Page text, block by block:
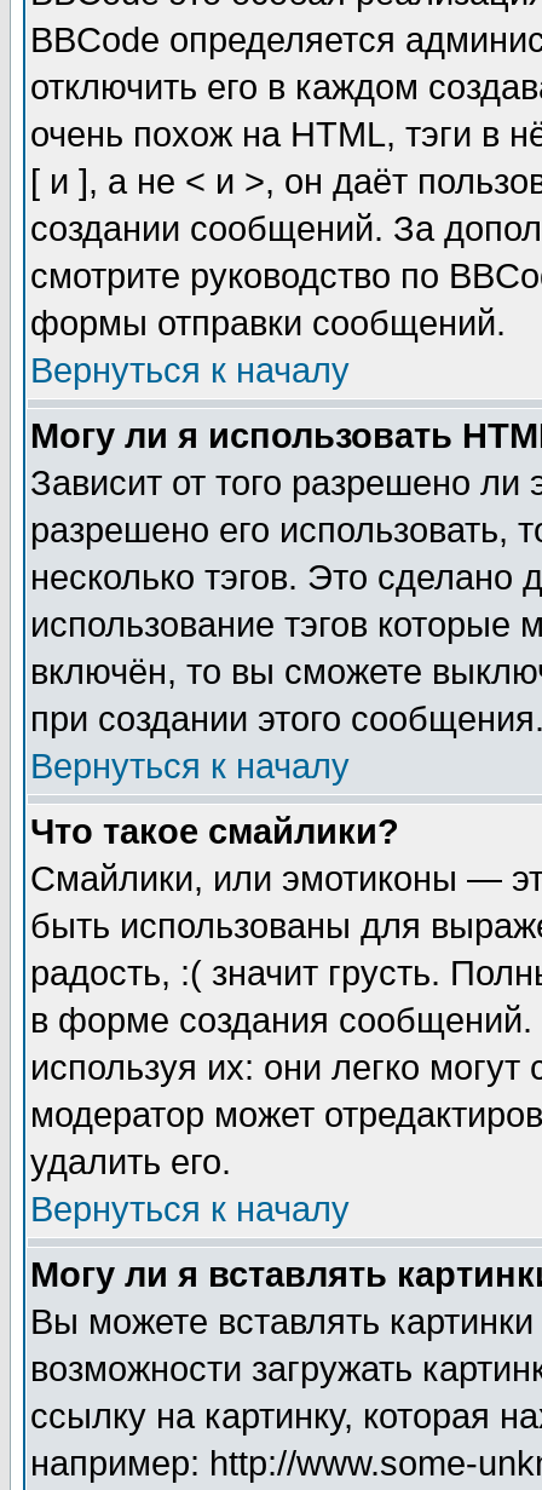
BBCode определяется
отключить его в каждом
очень похож на HTML, тэги в
[ и ], а не < и >, он даёт
создании сообщений. За
смотрите руководство по
формы отправки сообщений.
Вернуться к началу
Могу ли я использовать
Зависит от того разрешено
разрешено его использовать,
несколько тэгов. Это сделано
использование тэгов
включён, то вы сможете
при создании этого
Вернуться к началу
Что такое смайлики?
Смайлики, или эмотиконы —
быть использованы для
радость, :( значит грусть.
в форме создания сообщений.
используя их: они легко
модератор может
удалить его.
Вернуться к началу
Могу ли я вставлять
Вы можете вставлять
возможности загружать
ссылку на картинку, которая
например: http://www.some-